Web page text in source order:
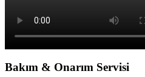
Bakım & Onarım Servisi